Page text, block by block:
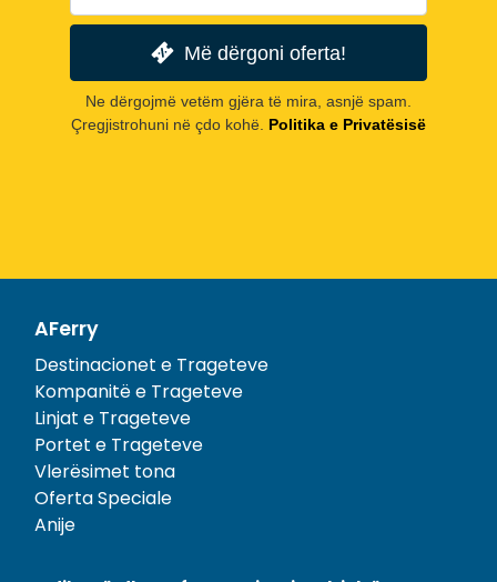
Më dërgoni oferta!
Ne dërgojmë vetëm gjëra të mira, asnjë spam.
Çregjistrohuni në çdo kohë. Politika e Privatësisë
AFerry
Destinacionet e Trageteve
Kompanitë e Trageteve
Linjat e Trageteve
Portet e Trageteve
Vlerësimet tona
Oferta Speciale
Anije